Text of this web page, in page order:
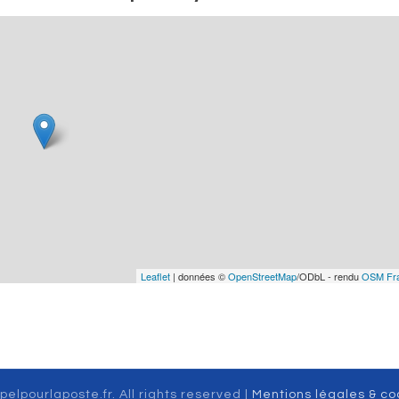
Leaflet | données ©OpenStreetMap/ODbL - renduOSM
All rights reserved | Mentions légales &